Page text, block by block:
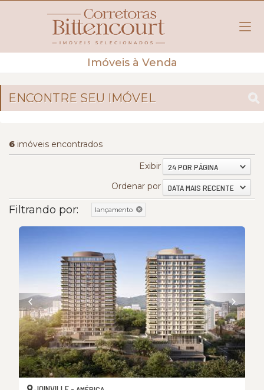
Imóveis à Venda
ENCONTRE SEU IMÓVEL
6 imóveis encontrados
Exibir 24 POR PÁGINA
Ordenar por DATA MAIS RECENTE
Filtrando por: lançamento